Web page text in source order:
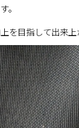
。
を目指して出来上